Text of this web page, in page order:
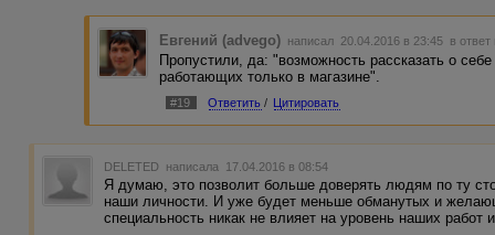
Евгений (advego) написал 20.04.2016 в 23:45 в ответ
Пропустили, да: "возможность рассказать о
работающих только в магазине".
#19 Ответить / Цитировать
DELETED написала 17.04.2016 в 08:54
Я думаю, это позволит больше доверять людям по ту
наши личности. И уже будет меньше обманутых и
специальность никак не влияет на уровень наших работ